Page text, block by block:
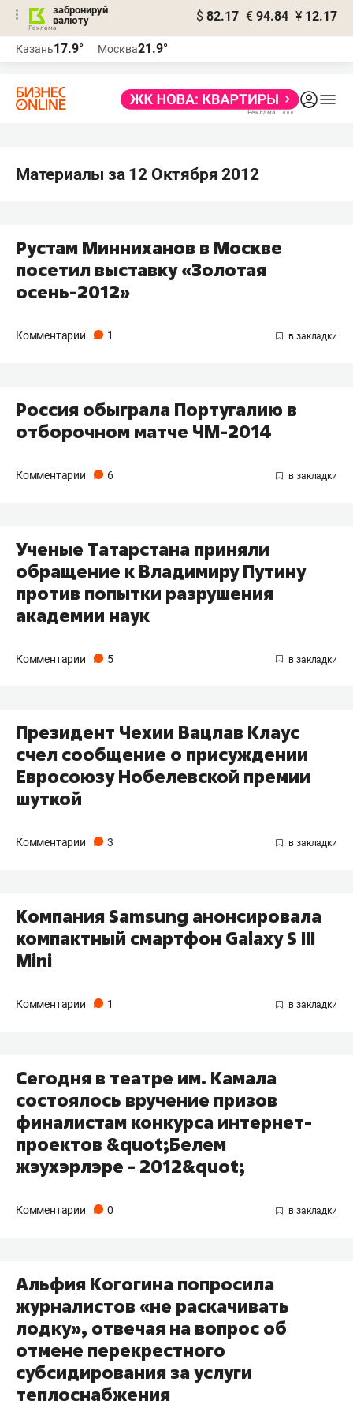
забронируй
валюту
$ 82.17 € 94.84 ¥ 12.17
Казань17.9° Москва21.9°
Материалы за 12 Октября 2012
Рустам Минниханов в Москве
посетил выставку «Золотая
осень-2012»
Комментарии 1
Россия обыграла Португалию в
отборочном матче ЧМ-2014
Комментарии 6
Ученые Татарстана приняли
обращение к Владимиру Путину
против попытки разрушения
академии наук
Комментарии 5
Президент Чехии Вацлав Клаус
счел сообщение о присуждении
Евросоюзу Нобелевской премии
шуткой
Комментарии 3
Компания Samsung анонсировала
компактный смартфон Galaxy S III
Mini
Комментарии 1
Сегодня в театре им. Камала
состоялось вручение призов
финалистам конкурса интернет-
проектов &quot;Белем
жэухэрлэре - 2012&quot;
Комментарии 0
Альфия Когогина попросила
журналистов «не раскачивать
лодку», отвечая на вопрос об
отмене перекрестного
субсидирования за услуги
теплоснабжения